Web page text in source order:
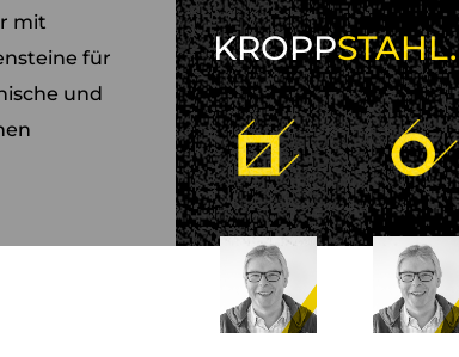
mit
für
und
KROPPSTAHL.